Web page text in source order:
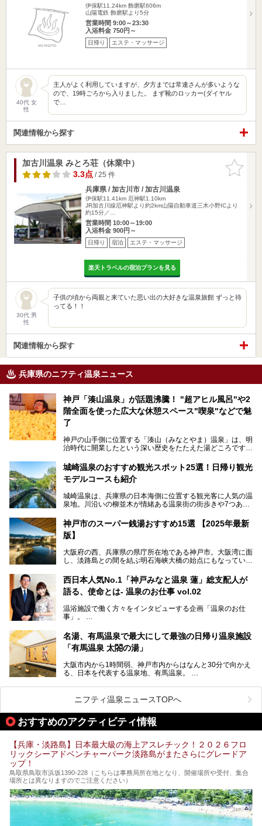
伊保駅11.24km 飾磨駅606m
山陽電鉄 飾磨駅より5分
営業時間 9:00～23:30
入浴料金 750円～
日帰り エステ・マッサージ
40代 女
性
主人がよく利用していますが、夕方までは常連さんが多いような
ので、19時ごろから入りました。 まず靴のロッカー(ダイヤル
で…
関連情報から探す
お気に入
りに追加
加古川温泉 みとろ荘（休業中）
3.3点/ 25 件
兵庫県 / 加古川市 / 加古川温泉
伊保駅11.41km 厄神駅1.10km
JR加古川線厄神駅より約2km山陽自動車道三木小野ICより
約15分／…
営業時間 10:00～19:00
入浴料金 900円～
日帰り 宿泊 エステ・マッサージ
楽天トラベルの宿泊プランを見る
30代 男
性
子供の頃から両親と来ていた思い出の大好きな温泉旅館 ずっと待
ってる！！
関連情報から探す
兵庫県のニフティ温泉ニュース
神戸「湊山温泉」が話題沸騰！ "超アヒル風呂"や2
階全面を使った広大な休憩スペース"喫泉"などで魅
了
神戸の山手側に位置する「湊山（みなとやま）温泉」は、明
治時代に開業したという深い歴史をたたえた湯どころです。
っぱいに浮かぶアヒルちゃん。さらに、ゆったりくつろげて
コワーキングも可能な休憩スペースも人気に。斬新な企画や
設備で人々をアッと驚かせる湊山温泉の魅力をリポートしま
城崎温泉のおすすめ観光スポット25選！日帰り観光
モデルコースも紹介
城崎温泉は、兵庫県の日本海側に位置する観光客に人気の温
泉地。川沿いの柳並木が情緒ある温泉街の街歩きや7つある
られています。鉄道の駅から温泉街が近く、歩いて回るのに
ちょうどよい規模で、日帰りでの訪問にもおすすめです。
の観光スポットをピックアップ。温泉やご当地グルメなどを
盛り込んだ日帰り観光モデルコースも紹介しているので、ぜ
神戸市のスーパー銭湯おすすめ15選 【2025年最新
版】
大阪府の西、兵庫県の県庁所在地である神戸市。大阪湾に面
し、淡路島との間を結ぶ明石海峡大橋の始点にもなっていま
華街をはじめ、きらびやかに発展したハーバーランドなど、
人気観光スポットもめじろ押しです。
そして、温泉好きの視点から見ると、神戸市といえば何とい
湯です。そのお湯をリーズナブルに体験できる健康ランドや
スーパー銭湯があったら……。今回はそんな希望に沿う施設
きます！
西日本人気No.1「神戸みなと温泉 蓮」総支配人が
語る、使命とは- 温泉のお仕事 vol.02
温浴施設で働く方々をインタビューする企画「温泉のお仕
事」。
ング西日本1位、2年連続「ベストオブ宿泊賞」に輝いた
「神戸みなと温泉 蓮」の魅力に迫りました！
名湯、有馬温泉で最大にして最強の日帰り温泉施設
「有馬温泉 太閤の湯」
大阪市内から1時間弱、神戸市内からはなんと30分で向かえ
る、日本を代表する温泉地、有馬温泉。
有名な「金泉」と「銀泉」に加え、人工のの炭酸泉まで楽し
める、ある意味「最強」ともいえる施設です。
今回は自慢のお湯をメインにその魅力の数々を紹介します！
ニフティ温泉ニュースTOPへ
おすすめのアクティビティ情報
【兵庫・淡路島】日本最大級の海上アスレチック！２０２６フロ
リックシーアドベンチャーパーク淡路島がまたさらにグレードア
ップ！
鳥取県鳥取市浜坂1390‐228（こちらは事務局所在地となり、開催場所や受付、集合
場所とは異なりますのでご注意ください）